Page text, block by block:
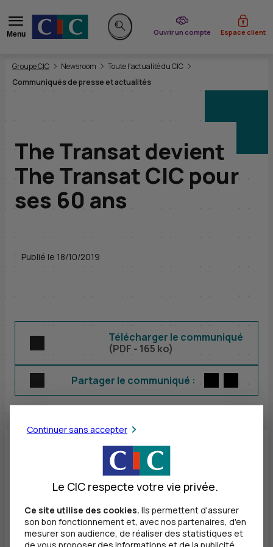
Menu
Rechercher sur le site
Ouvrir un compte
du CIC Espace client
Vous êtes ici:
Groupe CIC Newsroom
Toute l'actualité du CIC
Communiqués de presse et actualités
The Transat devient
The Transat CIC pour
ses 60 ans
Publié le 18/10/2019
Télécharger le communiqué
(PDF - 165 ko)
Partager le communiqué :
Autour d’un plateau exceptionnel, The
Transat, la plus ancienne course
Charleston (Caroline du Sud) sous la
Continuer sans accepter
Le CIC respecte votre vie privée.
Ce site utilise des cookies. Ils permettent d'assurer
son bon fonctionnement et, avec nos partenaires, d'en
mesurer son audience, de réaliser des statistiques et
de vous proposer des informations et de la publicité